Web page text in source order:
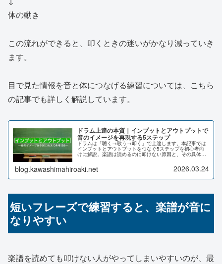
体の動き
この流れができると、叩くときの迷いがかなり減っていき
ます。
目で見た情報を音と体につなげる練習については、こちら
の記事でも詳しく解説しています。
ドラム上達の本質｜インプットとアウトプットで
音のイメージを再現する5ステップ
ドラムは「聴く→歌う→叩く」で上達します。本記事では
インプットとアウトプットをつなぐ5ステップを初心者向
けに解説。楽譜は読めるのに叩けない原因と、その具体的
blog.kawashimahiroaki.net 2026.03.24
短いフレーズで練習すると、楽譜が音に
なりやすい
楽譜を読めても叩けない人がやってしまいやすいのが、最